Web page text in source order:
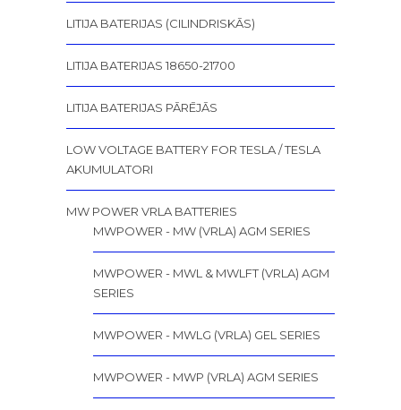
LITIJA BATERIJAS (CILINDRISKĀS)
LITIJA BATERIJAS 18650-21700
LITIJA BATERIJAS PĀRĒJĀS
LOW VOLTAGE BATTERY FOR TESLA / TESLA
AKUMULATORI
MW POWER VRLA BATTERIES
MWPOWER - MW (VRLA) AGM SERIES
MWPOWER - MWL & MWLFT (VRLA) AGM
SERIES
MWPOWER - MWLG (VRLA) GEL SERIES
MWPOWER - MWP (VRLA) AGM SERIES